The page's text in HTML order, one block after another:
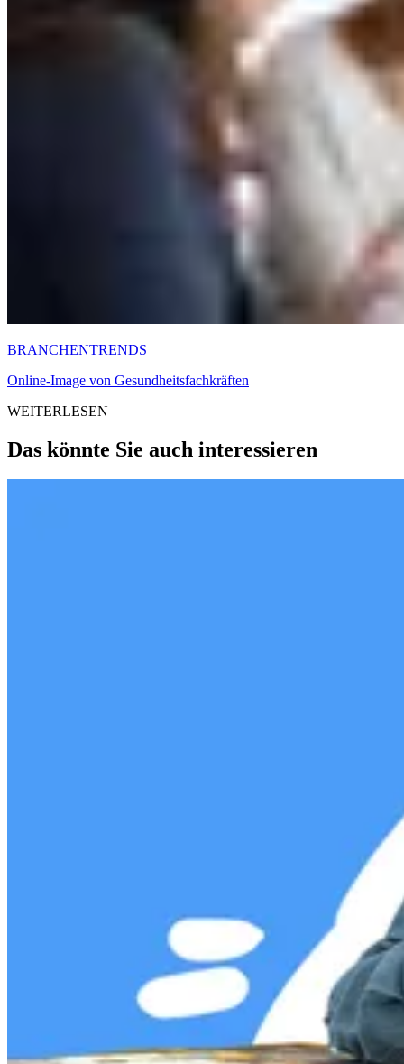
BRANCHENTRENDS
Online-Image von Gesundheitsfachkräften
WEITERLESEN
Das könnte Sie auch interessieren